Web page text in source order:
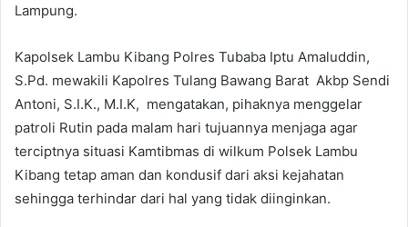
Lampung.
Kapolsek Lambu Kibang Polres Tubaba Iptu Amaluddin,
S.Pd. mewakili Kapolres Tulang Bawang Barat Akbp Sendi
Antoni, S.I.K., M.I.K, mengatakan, pihaknya menggelar
patroli Rutin pada malam hari tujuannya menjaga agar
terciptnya situasi Kamtibmas di wilkum Polsek Lambu
Kibang tetap aman dan kondusif dari aksi kejahatan
sehingga terhindar dari hal yang tidak diinginkan.